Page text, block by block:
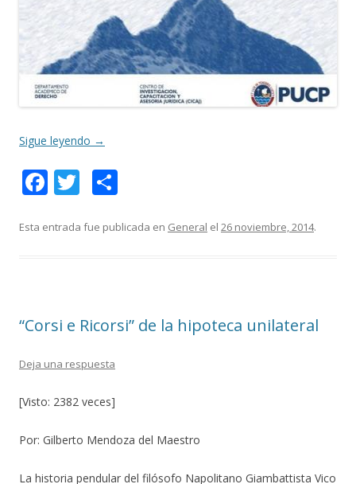
Sigue leyendo →
F
e
k
T
itt m
r
Esta entrada fue publicada en General el 26 noviembre, 2014.
“Corsi e Ricorsi” de la hipoteca unilateral
Deja una respuesta
[Visto: 2382 veces]
Por: Gilberto Mendoza del Maestro
La historia pendular del filósofo Napolitano Giambattista Vico